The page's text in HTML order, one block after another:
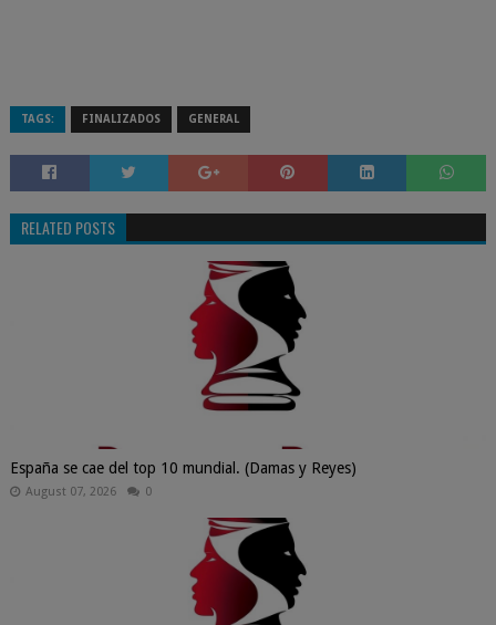
TAGS: FINALIZADOS GENERAL
RELATED POSTS
España se cae del top 10 mundial. (Damas y Reyes)
August 07, 2026 0